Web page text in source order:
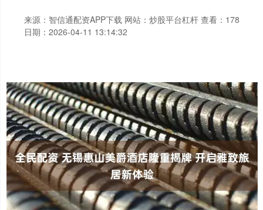
来源：智信通配资APP下载 网站：炒股平台杠杆 查看：178
日期：2026-04-11 13:14:32